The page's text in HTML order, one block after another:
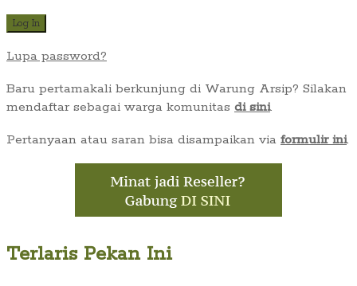
Lupa password?
Baru pertamakali berkunjung di Warung Arsip? Silakan
mendaftar sebagai warga komunitas di sini.
Pertanyaan atau saran bisa disampaikan via formulir ini.
Terlaris Pekan Ini